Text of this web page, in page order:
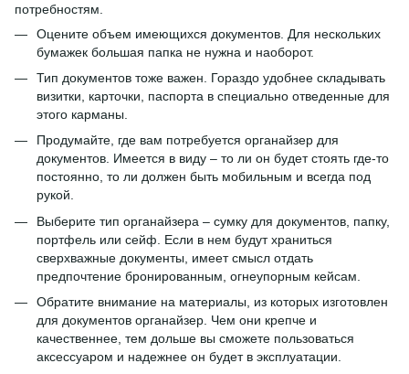
потребностям.
Оцените объем имеющихся документов. Для нескольких
бумажек большая папка не нужна и наоборот.
Тип документов тоже важен. Гораздо удобнее складывать
визитки, карточки, паспорта в специально отведенные для
этого карманы.
Продумайте, где вам потребуется органайзер для
документов. Имеется в виду – то ли он будет стоять где-то
постоянно, то ли должен быть мобильным и всегда под
рукой.
Выберите тип органайзера – сумку для документов, папку,
портфель или сейф. Если в нем будут храниться
сверхважные документы, имеет смысл отдать
предпочтение бронированным, огнеупорным кейсам.
Обратите внимание на материалы, из которых изготовлен
для документов органайзер. Чем они крепче и
качественнее, тем дольше вы сможете пользоваться
аксессуаром и надежнее он будет в эксплуатации.